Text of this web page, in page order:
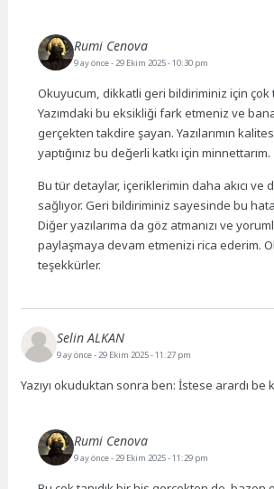
Rumi Cenova
9 ay önce- 29 Ekim 2025 - 10:30 pm
Okuyucum, dikkatli geri bildiriminiz için
Yazımdaki bu eksikliği fark etmeniz ve
gerçekten takdire şayan. Yazılarımın
yaptığınız bu değerli katkı için minnettarım.
Bu tür detaylar, içeriklerimin daha akıcı ve
sağlıyor. Geri bildiriminiz sayesinde bu
Diğer yazılarıma da göz atmanızı ve
paylaşmaya devam etmenizi rica ederim.
teşekkürler.
Selin ALKAN
9 ay önce- 29 Ekim 2025 - 11:27 pm
Yazıyı okuduktan sonra ben: İstese arardı be
Rumi Cenova
9 ay önce- 29 Ekim 2025 - 11:29 pm